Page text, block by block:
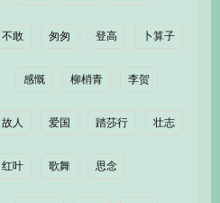
不敢 匆匆 登高 卜算子
感慨 柳梢青 李贺
故人 爱国 踏莎行 壮志
红叶 歌舞 思念